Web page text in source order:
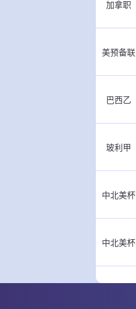
加拿职
美预备联
巴西乙
玻利甲
中北美杯
中北美杯